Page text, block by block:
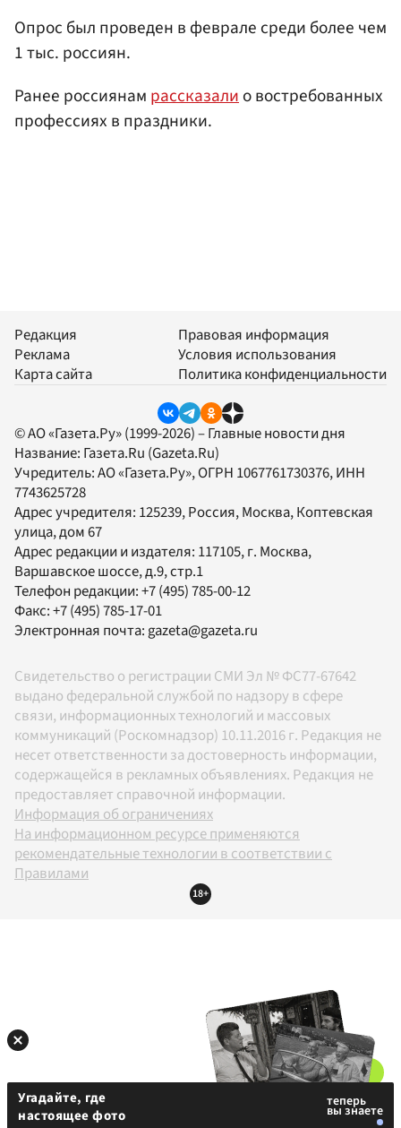
Опрос был проведен в феврале среди более чем
1 тыс. россиян.
Ранее россиянам рассказалио востребованных
профессиях в праздники.
Редакция
Реклама
Карта сайта
Правовая информация
Условия использования
Политика конфиденциальности
© АО «Газета.Ру» (1999-2026) – Главные новости дня
Название: Газета.Ru (Gazeta.Ru)
Учредитель:АО «Газета.Ру», ОГРН 1067761730376, ИНН
7743625728
Адрес учредителя: 125239, Россия, Москва, Коптевская
улица, дом 67
Адрес редакции и издателя: 117105, г. Москва,
Варшавское шоссе, д.9, стр.1
Телефон редакции:+7 (495) 785-00-12
Факс:+7 (495) 785-17-01
Электронная почта:gazeta@gazeta.ru
Свидетельство о регистрации СМИ Эл № ФС77-67642
выдано федеральной службой по надзору в сфере
связи, информационных технологий и массовых
коммуникаций (Роскомнадзор) 10.11.2016 г. Редакция не
несет ответственности за достоверность информации,
содержащейся в рекламных объявлениях. Редакция не
предоставляет справочной информации.
Информация об ограничениях
На информационном ресурсе применяются
рекомендательные технологии в соответствии с
Правилами
18+
Угадайте, где
настоящее фото